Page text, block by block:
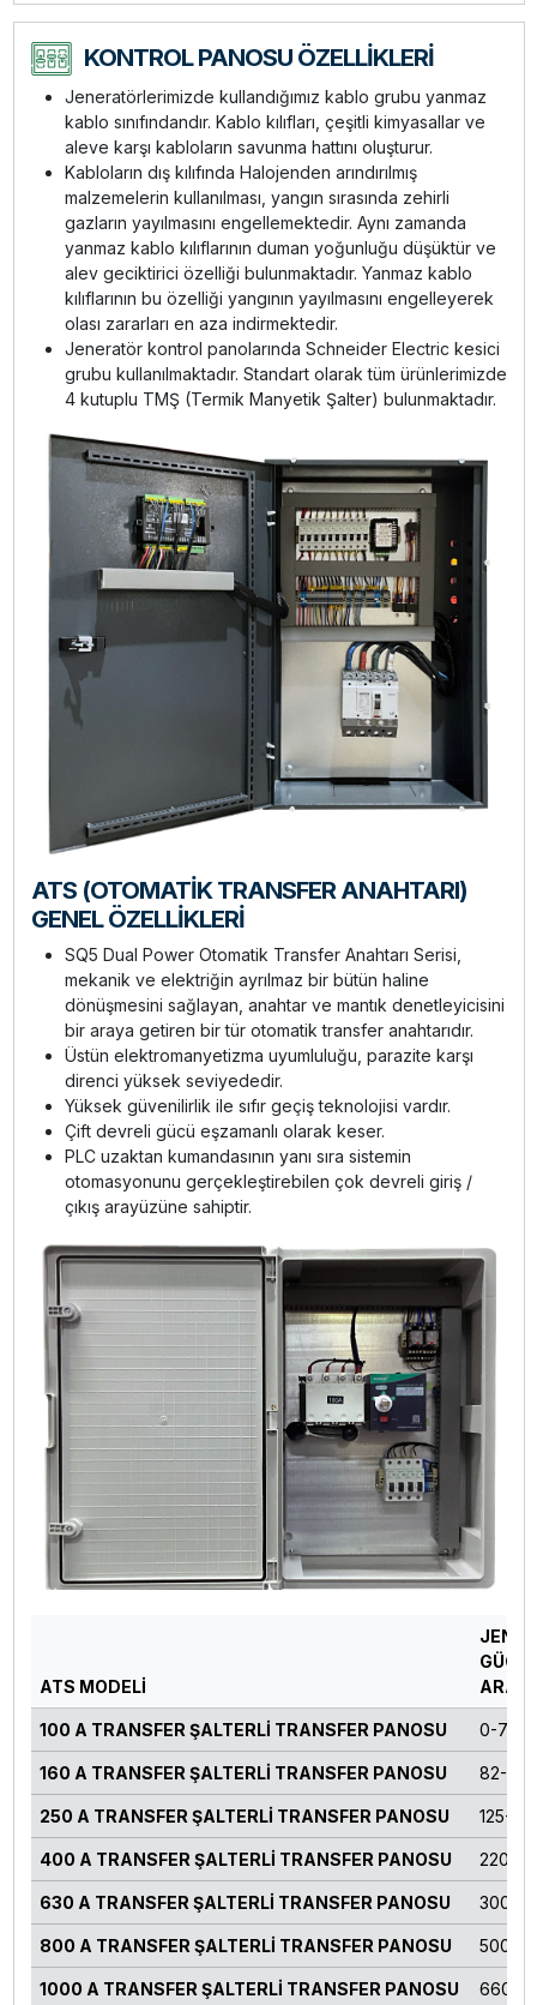
KONTROL PANOSU ÖZELLİKLERİ
Jeneratörlerimizde kullandığımız kablo grubu yanmaz
kablo sınıfındandır. Kablo kılıfları, çeşitli kimyasallar ve
aleve karşı kabloların savunma hattını oluşturur.
Kabloların dış kılıfında Halojenden arındırılmış
malzemelerin kullanılması, yangın sırasında zehirli
gazların yayılmasını engellemektedir. Aynı zamanda
yanmaz kablo kılıflarının duman yoğunluğu düşüktür ve
alev geciktirici özelliği bulunmaktadır. Yanmaz kablo
kılıflarının bu özelliği yangının yayılmasını engelleyerek
olası zararları en aza indirmektedir.
Jeneratör kontrol panolarında Schneider Electric kesici
grubu kullanılmaktadır. Standart olarak tüm ürünlerimizde
4 kutuplu TMŞ (Termik Manyetik Şalter) bulunmaktadır.
ATS (OTOMATİK TRANSFER ANAHTARI)
GENEL ÖZELLİKLERİ
SQ5 Dual Power Otomatik Transfer Anahtarı Serisi,
mekanik ve elektriğin ayrılmaz bir bütün haline
dönüşmesini sağlayan, anahtar ve mantık denetleyicisini
bir araya getiren bir tür otomatik transfer anahtarıdır.
Üstün elektromanyetizma uyumluluğu, parazite karşı
direnci yüksek seviyededir.
Yüksek güvenilirlik ile sıfır geçiş teknolojisi vardır.
Çift devreli gücü eşzamanlı olarak keser.
PLC uzaktan kumandasının yanı sıra sistemin
otomasyonunu gerçekleştirebilen çok devreli giriş /
çıkış arayüzüne sahiptir.
ATS MODELİ
GÜÇ
100 A TRANSFER ŞALTERLİ TRANSFER PANOSU 0-70
160 A TRANSFER ŞALTERLİ TRANSFER PANOSU 82-124
250 A TRANSFER ŞALTERLİ TRANSFER PANOSU 125-
400 A TRANSFER ŞALTERLİ TRANSFER PANOSU 220-
630 A TRANSFER ŞALTERLİ TRANSFER PANOSU 300-
800 A TRANSFER ŞALTERLİ TRANSFER PANOSU 500-
1000 A TRANSFER ŞALTERLİ TRANSFER PANOSU 660-